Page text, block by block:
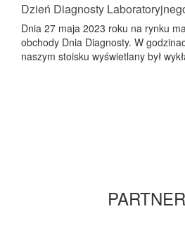
Dzień Diagnosty
Dnia 27 maja 2023 roku na rynku
obchody Dnia Diagnosty. W
naszym stoisku wyświetlany był